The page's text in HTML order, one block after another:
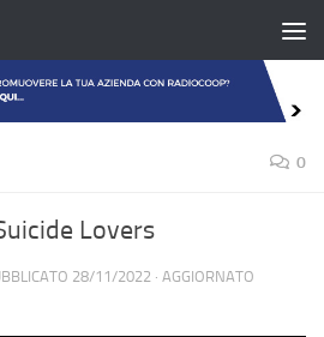
0
Lovers
28/11/2022 · AGGIORNATO